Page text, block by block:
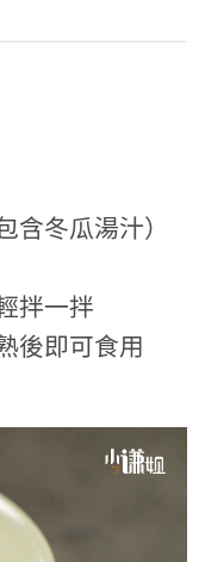
冬瓜湯汁）
拌一拌
後即可食用